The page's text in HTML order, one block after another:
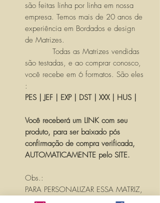
são feitas linha por linha em nossa
empresa. Temos mais de 20 anos de
experiência em Bordados e design
de Matrizes.
Todas as Matrizes vendidas
são testadas, e ao comprar conosco,
você recebe em 6 formatos. São eles
:
PES | JEF | EXP | DST | XXX | HUS |
Você receberá um LINK com seu
produto, para ser baixado pós
confirmação de compra verificada,
AUTOMATICAMENTE pelo SITE.
Obs.:
PARA PERSONALIZAR ESSA MATRIZ,